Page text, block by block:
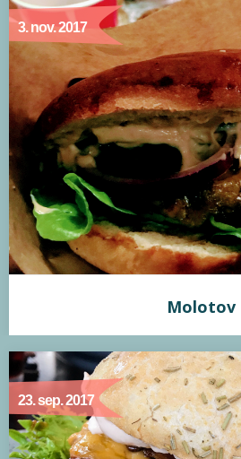
BA Streetfood
Min vurdering:
Burger Anarchy er en af
restauranter. De er nu også åbnet i
testet deres Ivar burger. Bollen er
ikke for hård. Oksekødet er
derfor rosa i midten. Deres
synes jeg hverken var for meget
3. nov. 2017
Molotov
Min vurdering:
Molotov er Odenses nyeste
Molotov
23. sep. 2017